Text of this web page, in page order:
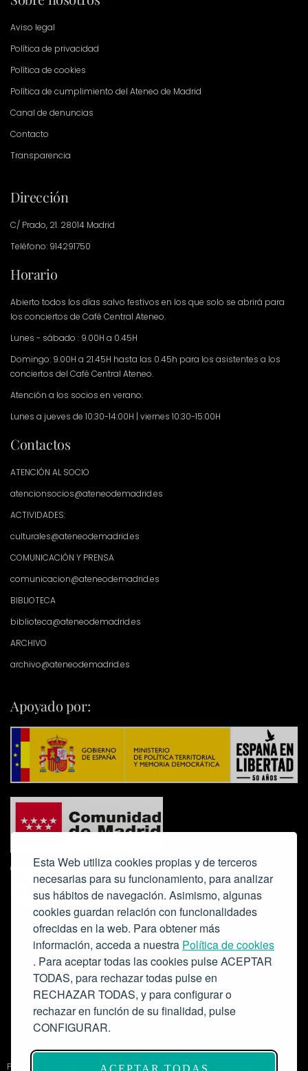
Esta Web utiliza cookies propias y de terceros
necesarias para su funcionamiento, para analizar
sus hábitos de navegación. Asimismo, algunas
cookies guardan relación con funcionalidades
ofrecidas en la web. Para obtener más
información, acceda a nuestra Política de cookies
. Para aceptar todas las cookies pulse ACEPTAR
TODAS, para rechazar todas pulse en
RECHAZAR TODAS, y para configurar o
rechazar en función de su finalidad, pulse
CONFIGURAR.
ACEPTAR TODAS
Aviso legal
Política de privacidad
Política de cookies
Política de cumplimiento del Ateneo de Madrid
Canal de denuncias
Contacto
Transparencia
Dirección
C/ Prado, 21. 28014 Madrid
Teléfono: 914291750
Horario
Abierto todos los días salvo festivos en los que solo se abrirá para
los conciertos de Café Central Ateneo.
Lunes - sábado : 9.00H a 0.45H
Domingo: 9.00H a 21.45H hasta las 0.45h para los asistentes a los
conciertos del Café Central Ateneo.
Atención a los socios en verano:
Lunes a jueves de 10:30-14:00H | viernes 10:30-15:00H
Contactos
ATENCIÓN AL SOCIO
atencionsocios@ateneodemadrid.es
ACTIVIDADES:
culturales@ateneodemadrid.es
COMUNICACIÓN Y PRENSA
comunicacion@ateneodemadrid.es
BIBLIOTECA
biblioteca@ateneodemadrid.es
ARCHIVO
archivo@ateneodemadrid.es
Apoyado por:
Colabora:
Proyecto de modernización de infraestructuras y digitalización del